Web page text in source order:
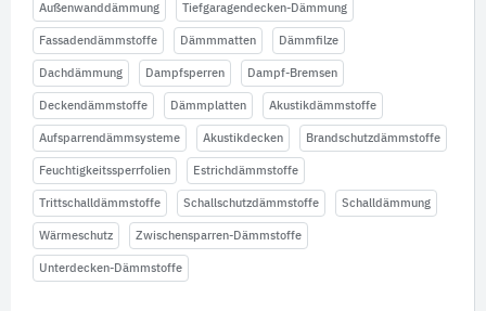
Außenwanddämmung Tiefgaragendecken-Dämmung
Fassadendämmstoffe Dämmmatten Dämmfilze
Dachdämmung Dampfsperren Dampf-Bremsen
Deckendämmstoffe Dämmplatten Akustikdämmstoffe
Aufsparrendämmsysteme Akustikdecken Brandschutzdämmstoffe
Feuchtigkeitssperrfolien Estrichdämmstoffe
Trittschalldämmstoffe Schallschutzdämmstoffe Schalldämmung
Wärmeschutz Zwischensparren-Dämmstoffe
Unterdecken-Dämmstoffe